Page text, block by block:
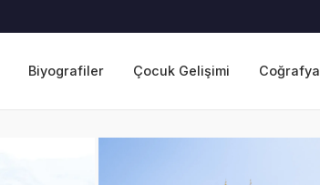
Biyografiler Çocuk Gelişimi Coğrafya